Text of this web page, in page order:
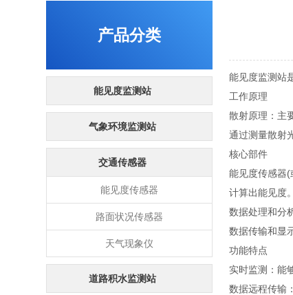
能见度监测站
工作原理
散射原理：主
通过测量散射
核心部件
能见度传感器
计算出能见度。
数据处理和分
数据传输和显
功能特点
实时监测：能
数据远程传输
产品分类
能见度监测站
气象环境监测站
交通传感器
能见度传感器
路面状况传感器
天气现象仪
道路积水监测站